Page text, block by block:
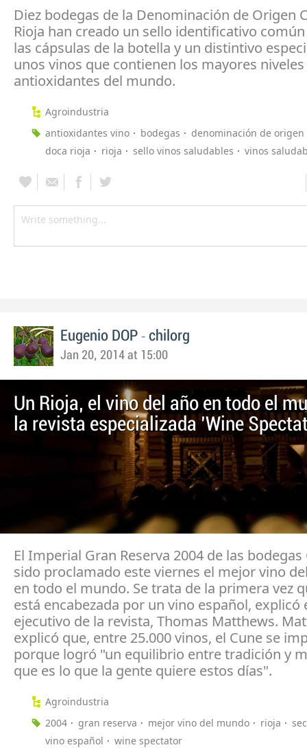
Diez bodegas de la Denominación de Origen
Rioja han creado un sello identificativo
las cápsulas de la botella y un distintivo
unos vinos que contienen los mayores
antioxidantes del mundo.
Agroindustria
antioxidantes vino
bodegas
denominación de origen
doca rioja
rioja sello vinos saludables vinos
Eugenio DOP - chilorg
Jan 20, 2014 at 15:00
Un Rioja, el vino del año en todo el
la revista especializada 'Wine
El Imperial Gran Reserva 2004 de las bodegas
sido proclamado este viernes el mejor vino
en todo el mundo. Se trata de la primera vez
está encabezada por un vino español, explicó
ejecutivo de la revista, Thomas Matthews.
explicó que, entre 25.000 vinos, el Cune se
porque logró "un equilibrio entre tradición y
que es lo que la gente quiere estos días".
Agroindustria
2004
gran reserva mejor vino del mundo rioja
vino español
wine spectator